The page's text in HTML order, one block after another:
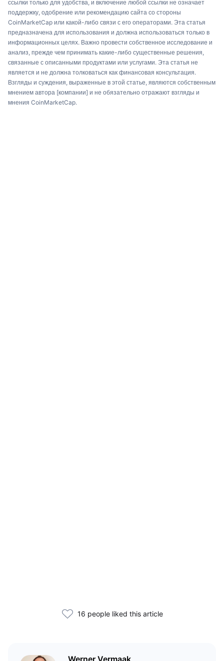
ссылки только для удобства, и включение любой ссылки не означает
поддержку, одобрение или рекомендацию сайта со стороны
CoinMarketCap или какой-либо связи с его операторами. Эта статья
предназначена для использования и должна использоваться только в
информационных целях. Важно провести собственное исследование и
анализ, прежде чем принимать какие-либо существенные решения,
связанные с описанными продуктами или услугами. Эта статья не
является и не должна толковаться как финансовая консультация.
Взгляды и суждения, выраженные в этой статье, являются собственным
мнением автора [компании] и не обязательно отражают взгляды и
мнения CoinMarketCap.
16 people liked this article
Werner Vermaak